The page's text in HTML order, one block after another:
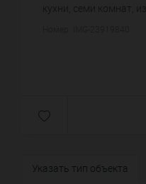
кухни, семи комнат,
Указать тип объекта